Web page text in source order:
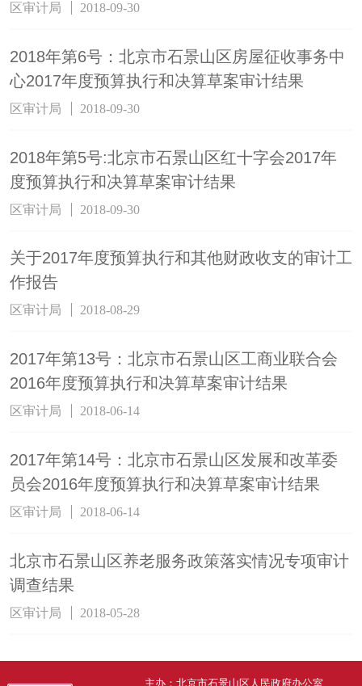
区审计局 2018-09-30
2018年第6号：北京市石景山区房屋征收事务中
心2017年度预算执行和决算草案审计结果
区审计局 2018-09-30
2018年第5号:北京市石景山区红十字会2017年
度预算执行和决算草案审计结果
区审计局 2018-09-30
关于2017年度预算执行和其他财政收支的审计工
作报告
区审计局 2018-08-29
2017年第13号：北京市石景山区工商业联合会
2016年度预算执行和决算草案审计结果
区审计局 2018-06-14
2017年第14号：北京市石景山区发展和改革委
员会2016年度预算执行和决算草案审计结果
区审计局 2018-06-14
北京市石景山区养老服务政策落实情况专项审计
调查结果
区审计局 2018-05-28
主办：北京市石景山区人民政府办公室